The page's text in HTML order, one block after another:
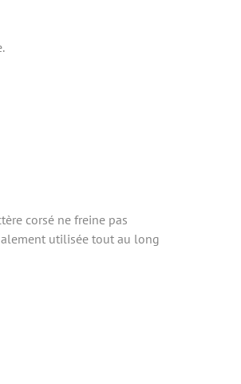
corsé ne freine pas
utilisée tout au long